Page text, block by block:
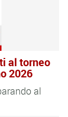
al torneo
2026
al